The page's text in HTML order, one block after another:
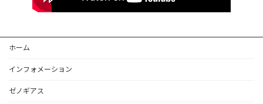
ホーム
インフォメーション
ゼノギアス